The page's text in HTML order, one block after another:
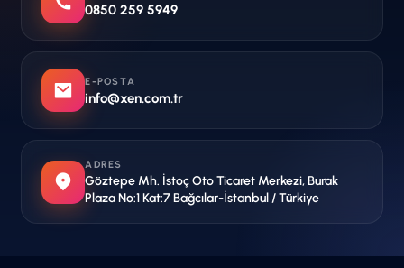
0850 259 5949
E-POSTA
info@xen.com.tr
ADRES
Göztepe Mh. İstoç Oto Ticaret Merkezi, Burak
Plaza No:1 Kat:7 Bağcılar-İstanbul / Türkiye